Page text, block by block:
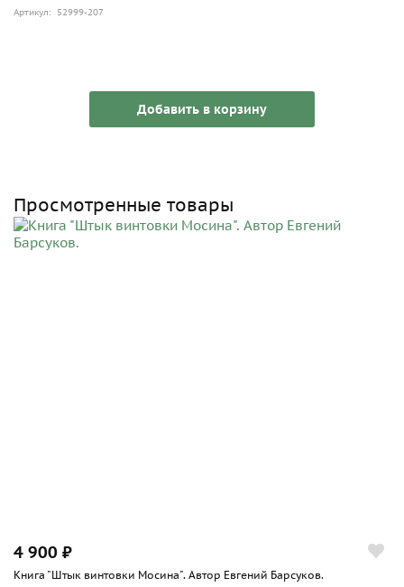
Артикул: 52999-207
Добавить в корзину
Просмотренные товары
4 900 ₽
Книга "Штык винтовки Мосина". Автор Евгений Барсуков.